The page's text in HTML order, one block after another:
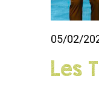
Les
05/02/